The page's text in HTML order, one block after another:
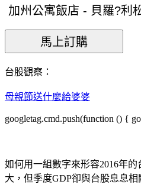
台股觀察：
母親節送什麼給婆婆
googletag.cmd.push(function () {
如何用一組數字來形容2016年
大，但季度GDP卻與台股息息